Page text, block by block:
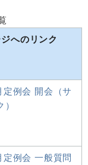
へのリンク
例会 開会（サ
例会 一般質問